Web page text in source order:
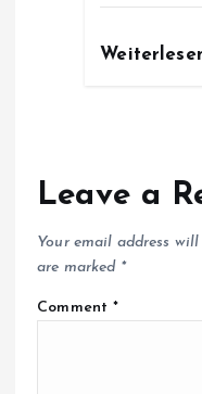
Leave a
Your email address
are marked *
Comment*